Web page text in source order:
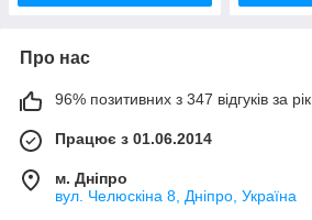
Про нас
96% позитивних з 347 відгуків за рік
Працює з 01.06.2014
м. Дніпро
вул. Челюскіна 8, Дніпро, Україна